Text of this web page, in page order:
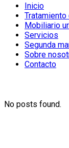
Inicio
Mobiliario
Servicios
Segunda
Sobre
Contacto
No posts found.